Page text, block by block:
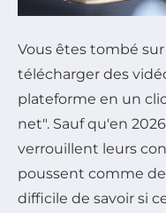
Vous êtes tombé
télécharger des
plateforme en un
net". Sauf qu'en
verrouillent leurs
poussent comme
difficile de savoir si